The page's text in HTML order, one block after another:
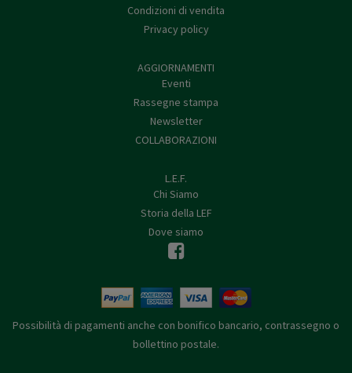
Condizioni di vendita
Privacy policy
AGGIORNAMENTI
Eventi
Rassegne stampa
Newsletter
COLLABORAZIONI
L.E.F.
Chi Siamo
Storia della LEF
Dove siamo
Possibilità di pagamenti anche con bonifico bancario, contrassegno o
bollettino postale.